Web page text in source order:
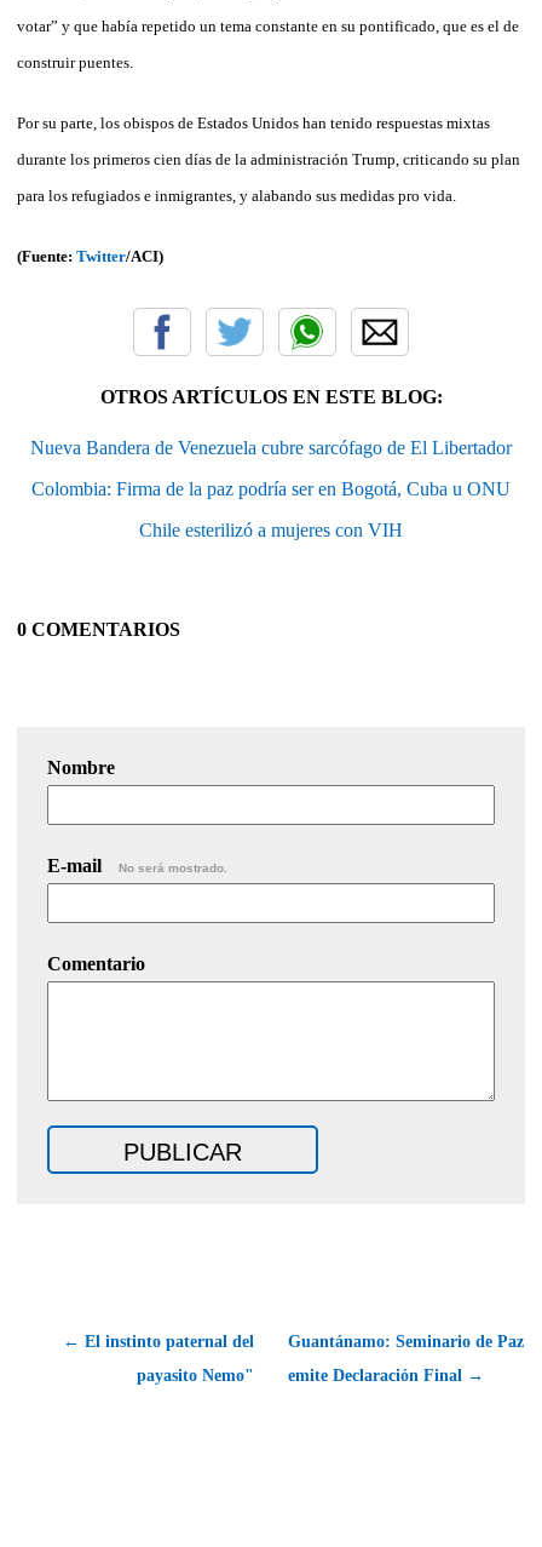
votar” y que había repetido un tema constante en su pontificado, que es el de
construir puentes.
Por su parte, los obispos de Estados Unidos han tenido respuestas mixtas
durante los primeros cien días de la administración Trump, criticando su plan
para los refugiados e inmigrantes, y alabando sus medidas pro vida.
(Fuente: Twitter/ACI)
OTROS ARTÍCULOS EN ESTE BLOG:
Nueva Bandera de Venezuela cubre sarcófago de El Libertador
Colombia: Firma de la paz podría ser en Bogotá, Cuba u ONU
Chile esterilizó a mujeres con VIH
0 COMENTARIOS
Nombre
E-mail No será mostrado.
Comentario
← El instinto paternal del
payasito Nemo"
Guantánamo: Seminario de Paz
emite Declaración Final →